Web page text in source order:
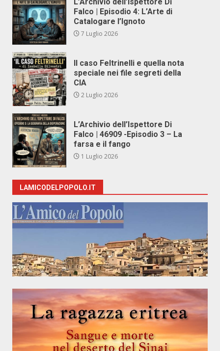
Falco | Episodio 4: L’Arte di
Catalogare l’Ignoto
7 Luglio 2026
Il caso Feltrinelli e quella nota
speciale nei file segreti della
CIA
2 Luglio 2026
L’Archivio dell’Ispettore Di
Falco | 46909 -Episodio 3 – La
farsa e il fango
1 Luglio 2026
LAMICODELPOPOLO.IT